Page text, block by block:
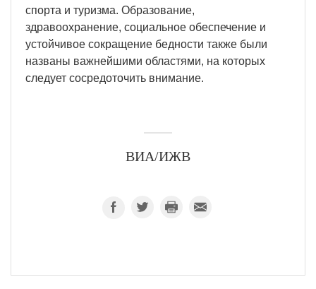
спорта и туризма. Образование,
здравоохранение, социальное обеспечение и
устойчивое сокращение бедности также были
названы важнейшими областями, на которых
следует сосредоточить внимание.
ВИА/ИЖВ